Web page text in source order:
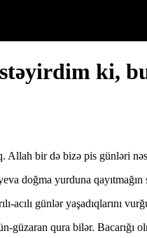
ki,
Allah bir də bizə pis günləri
doğma yurduna
acılı günlər yaşadıqlarını
güzaran qura bilər.